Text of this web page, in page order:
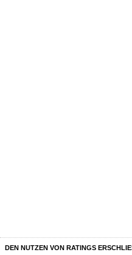
DEN NUTZEN VON RATINGS